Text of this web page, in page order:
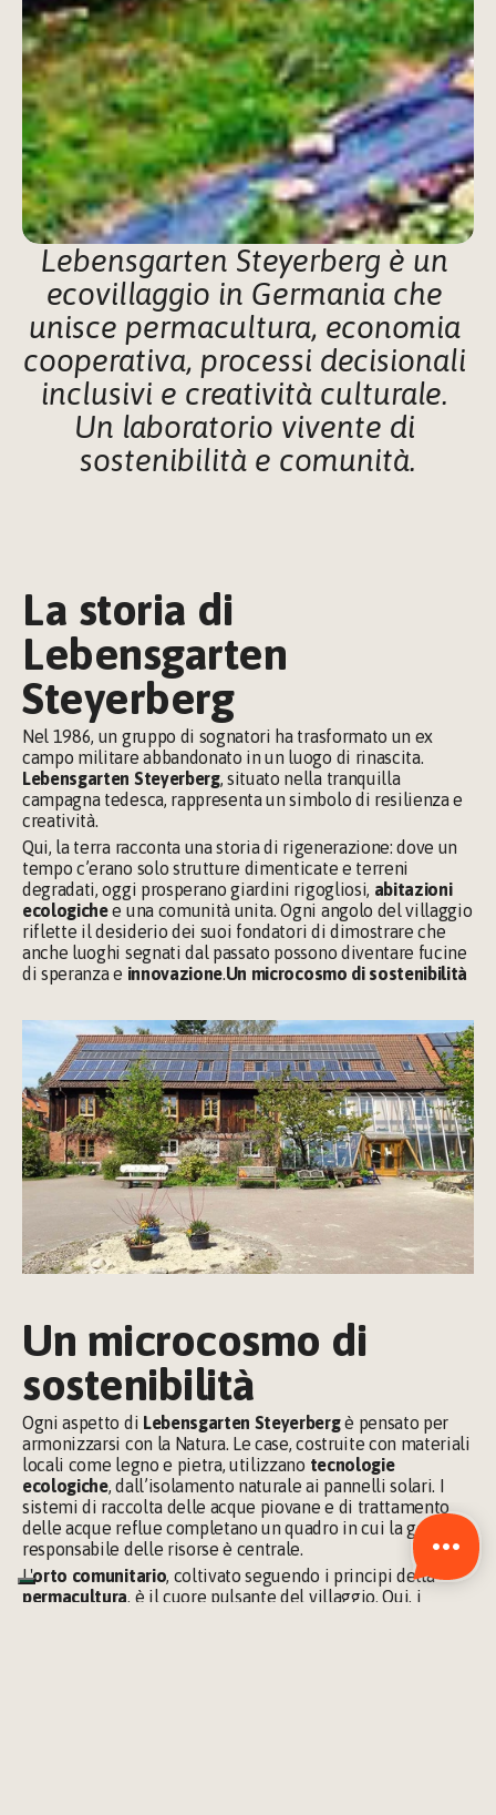
Lebensgarten Steyerberg è un
ecovillaggio in Germania che
unisce permacultura, economia
cooperativa, processi decisionali
inclusivi e creatività culturale.
Un laboratorio vivente di
sostenibilità e comunità.
La storia di
Lebensgarten
Steyerberg
Nel 1986, un gruppo di sognatori ha trasformato un ex
Lebensgarten Steyerberg, situato nella tranquilla
campagna tedesca, rappresenta un simbolo di resilienza e
creatività.
Qui, la terra racconta una storia di rigenerazione: dove un
tempo c’erano solo strutture dimenticate e terreni
degradati, oggi prosperano giardini rigogliosi, abitazioni
ecologiche e una comunità unita. Ogni angolo del villaggio
riflette il desiderio dei suoi fondatori di dimostrare che
anche luoghi segnati dal passato possono diventare fucine
di speranza e innovazione.Un microcosmo di sostenibilità
Un microcosmo di
sostenibilità
Ogni aspetto di Lebensgarten Steyerberg è pensato per
armonizzarsi con la Natura. Le case, costruite con materiali
locali come legno e pietra, utilizzano tecnologie
ecologiche, dall’isolamento naturale ai pannelli solari. I
sistemi di raccolta delle acque piovane e di trattamento
delle acque reflue completano un quadro in cui la gestione
responsabile delle risorse è centrale.
L'orto comunitario
, coltivato seguendo i principi della
permacultura, è il cuore pulsante del villaggio. Qui, i